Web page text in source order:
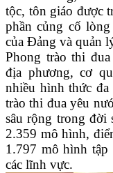
tộc, tôn giáo được
phần củng cố
của Đảng và quản
Phong trào thi
địa phương, cơ
nhiều hình thức
trào thi đua yêu
sâu rộng trong đời
2.359 mô hình,
1.797 mô hình tập
các lĩnh vực.